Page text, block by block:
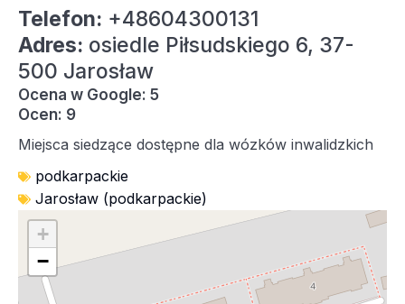
Telefon: +48604300131
Adres: osiedle Piłsudskiego 6, 37-
500 Jarosław
Ocena w Google: 5
Ocen: 9
Miejsca siedzące dostępne dla wózków inwalidzkich
podkarpackie
Jarosław (podkarpackie)
+
−